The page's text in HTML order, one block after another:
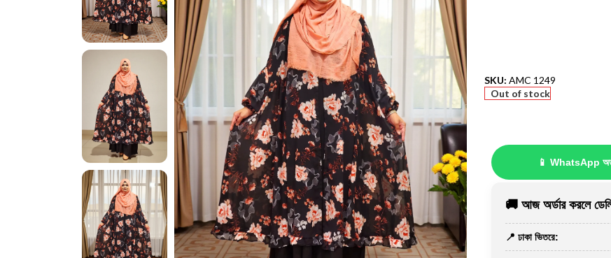
SKU: AMC 1249
Out of stock
📱 WhatsApp
🚚 আজ অর্ডার করলে
📍 ঢাকা ভিতরে: